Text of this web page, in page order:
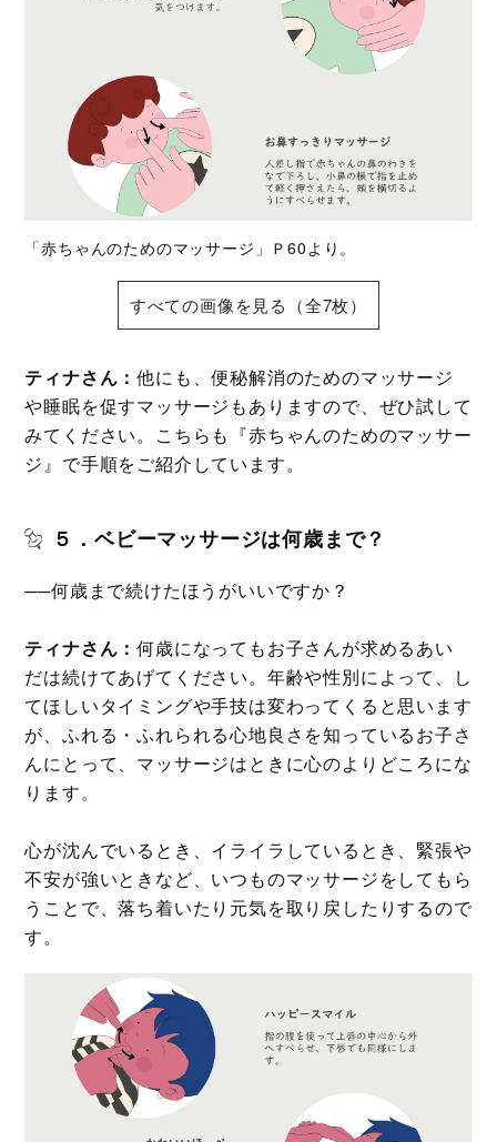
「赤ちゃんのためのマッサージ」Ｐ60より。
すべての画像を見る（全7枚）
ティナさん：他にも、便秘解消のためのマッサージ
や睡眠を促すマッサージもありますので、ぜひ試して
みてください。こちらも『赤ちゃんのためのマッサー
ジ』で手順をご紹介しています。
５．ベビーマッサージは何歳まで？
──何歳まで続けたほうがいいですか？
ティナさん：何歳になってもお子さんが求めるあい
だは続けてあげてください。年齢や性別によって、し
てほしいタイミングや手技は変わってくると思います
が、ふれる・ふれられる心地良さを知っているお子さ
んにとって、マッサージはときに心のよりどころにな
ります。
心が沈んでいるとき、イライラしているとき、緊張や
不安が強いときなど、いつものマッサージをしてもら
うことで、落ち着いたり元気を取り戻したりするので
す。